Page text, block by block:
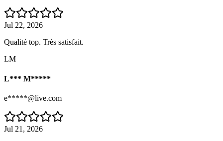
Jul 22, 2026
Qualité top. Très satisfait.
LM
L*** M*****
e*****@live.com
Jul 21, 2026